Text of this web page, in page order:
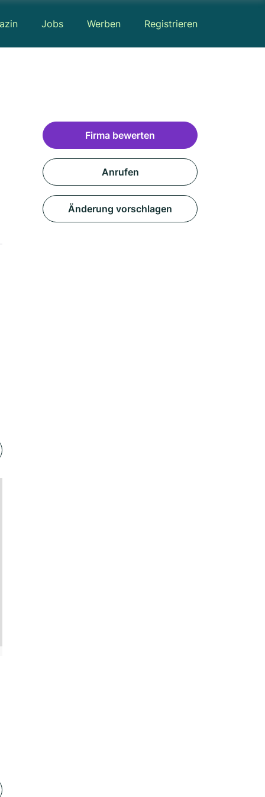
Jobs Werben Registrieren
Firma bewerten
Anrufen
Änderung vorschlagen